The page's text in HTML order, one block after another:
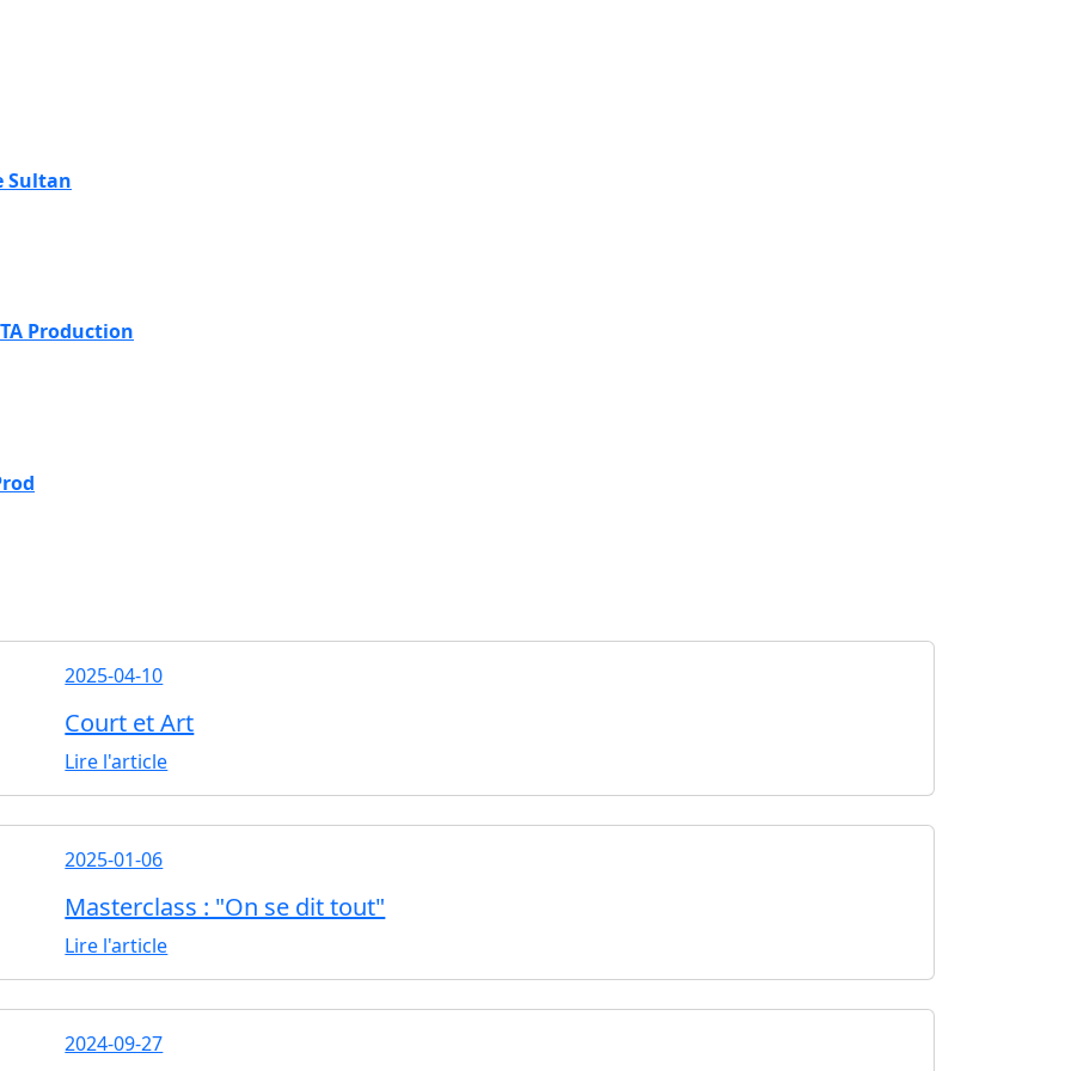
Sultan
Production
2025-04-10
Court et Art
Lire l'article
2025-01-06
Masterclass : "On se dit tout"
Lire l'article
2024-09-27